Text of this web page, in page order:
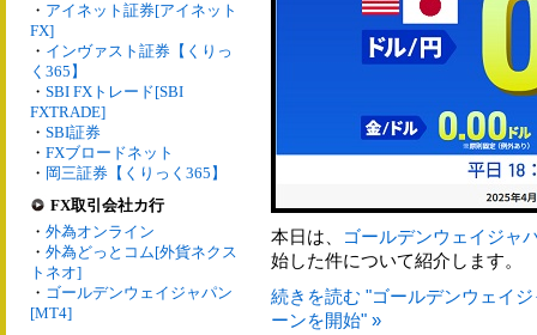
・ アイネット証券[アイネット
FX]
・ インヴァスト証券【くりっ
く365】
・ SBI FXトレード[SBI
FXTRADE]
・ SBI証券
・ FXブロードネット
・ 岡三証券【くりっく365】
FX取引会社カ行
・ 外為オンライン
・ 外為どっとコム[外貨ネクス
トネオ]
・ ゴールデンウェイジャパン
[MT4]
本日は、
ゴールデンウェイジャ
始した件について紹介します。
続きを読む "ゴールデンウェイ
ーンを開始" »